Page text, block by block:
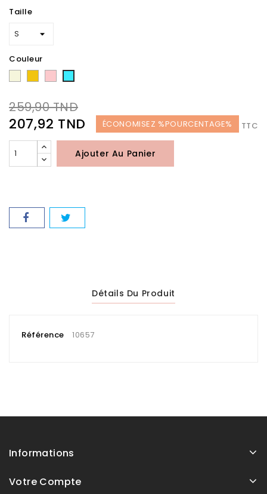
Taille
Couleur
bleu
259,90 TND
207,92 TND ÉCONOMISEZ %POURCENTAGE% TTC
Ajouter Au Panier
Détails Du Produit
Référence 10657
Informations
Votre Compte